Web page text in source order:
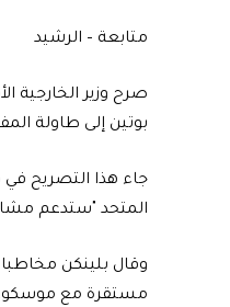
متابعة – الرشيد
صرح وزير الخارجية
بوتين إلى طاولة
جاء هذا التصريح في
المتحد "ستدعم
مستقرة مع موسكو،